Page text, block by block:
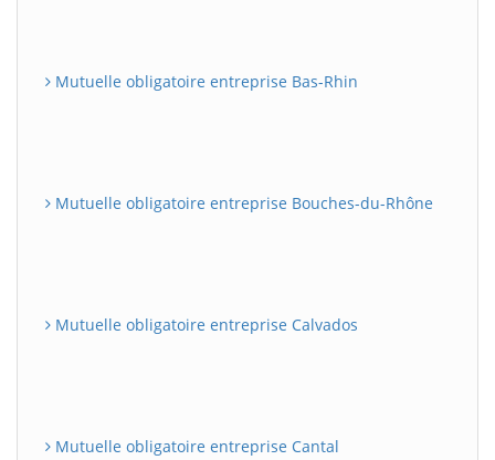
Mutuelle obligatoire entreprise Bas-Rhin
Mutuelle obligatoire entreprise Bouches-du-Rhône
Mutuelle obligatoire entreprise Calvados
Mutuelle obligatoire entreprise Cantal